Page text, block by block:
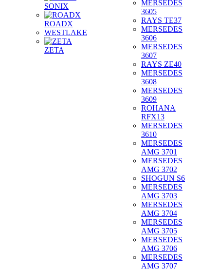
SONIX
ROADX
WESTLAKE
ZETA
MERSEDES
3605
RAYS TE37
MERSEDES
3606
MERSEDES
3607
RAYS ZE40
MERSEDES
3608
MERSEDES
3609
ROHANA
RFX13
MERSEDES
3610
MERSEDES
AMG 3701
MERSEDES
AMG 3702
SHOGUN S6
MERSEDES
AMG 3703
MERSEDES
AMG 3704
MERSEDES
AMG 3705
MERSEDES
AMG 3706
MERSEDES
AMG 3707